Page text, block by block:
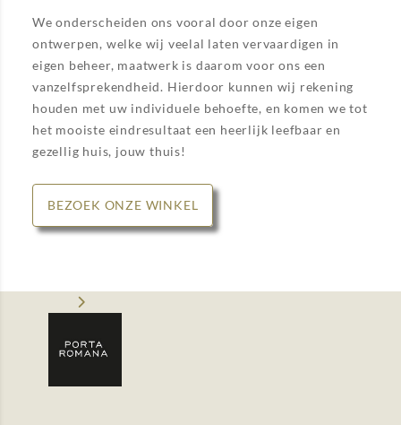
We onderscheiden ons vooral door onze eigen
ontwerpen, welke wij veelal laten vervaardigen in
eigen beheer, maatwerk is daarom voor ons een
vanzelfsprekendheid. Hierdoor kunnen wij rekening
houden met uw individuele behoefte, en komen we tot
het mooiste eindresultaat een heerlijk leefbaar en
gezellig huis, jouw thuis!
BEZOEK ONZE WINKEL